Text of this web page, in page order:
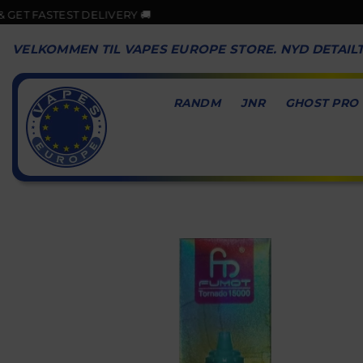
🚚
VELKOMMEN TIL VAPES EUROPE STORE. NYD
VAPES
EUROPE
RANDM JNR GHOST PRO